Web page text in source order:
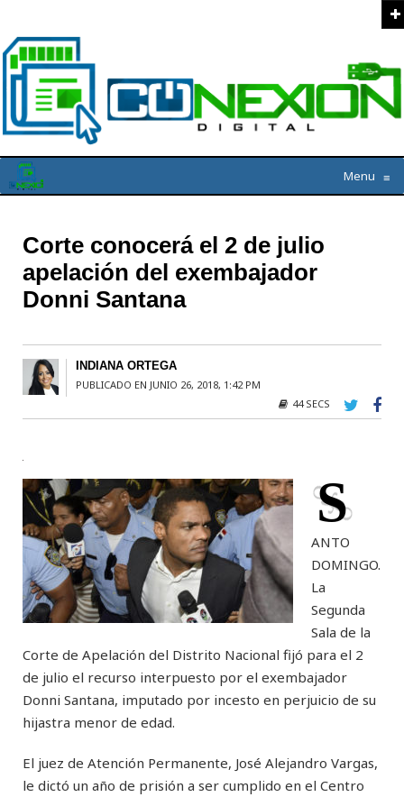
Menu ≡
Corte conocerá el 2 de julio
apelación del exembajador
Donni Santana
INDIANA ORTEGA
PUBLICADO EN JUNIO 26, 2018, 1:42 PM
44 SECS
S
ANTO
DOMINGO.
La
Segunda
Sala de la
Corte de Apelación del Distrito Nacional fijó para el 2
de julio el recurso interpuesto por el exembajador
Donni Santana, imputado por incesto en perjuicio de su
hijastra menor de edad.
El juez de Atención Permanente, José Alejandro Vargas,
le dictó un año de prisión a ser cumplido en el Centro